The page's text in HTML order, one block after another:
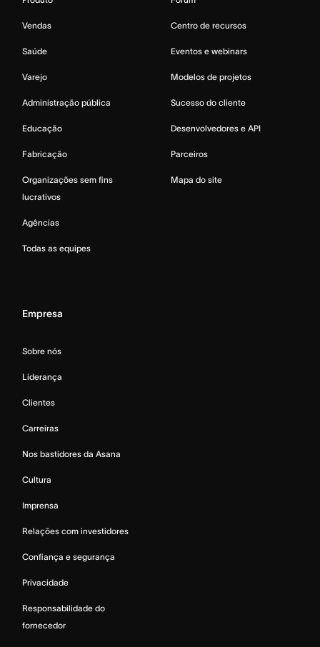
Vendas
Saúde
Varejo
Administração pública
Educação
Fabricação
Organizações sem fins
lucrativos
Agências
Todas as equipes
Centro de recursos
Eventos e webinars
Modelos de projetos
Sucesso do cliente
Desenvolvedores e API
Parceiros
Mapa do site
Empresa
Sobre nós
Liderança
Clientes
Carreiras
Nos bastidores da Asana
Cultura
Imprensa
Relações com investidores
Confiança e segurança
Privacidade
Responsabilidade do
fornecedor